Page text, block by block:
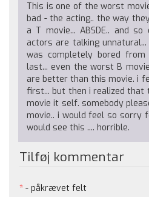
This is one of the worst
bad - the acting.. the way
a T movie... ABSDE.. and
actors are talking
was completely bored
last... even the worst B
are better than this movie. i
first... but then i realized that
movie it self. somebody
movie.. i would feel so sorry
would see this .... horrible.
Tilføj kommentar
* - påkrævet felt